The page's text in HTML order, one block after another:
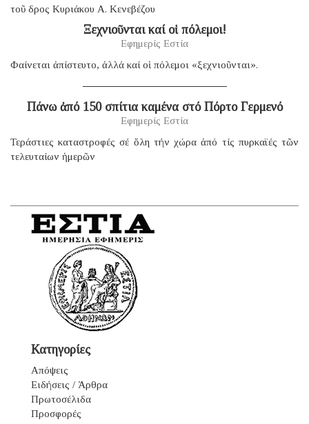
τοῦ δρος Κυριάκου Α. Κενεβέζου
Ξεχνιοῦνται καί οἱ πόλεμοι!
Εφημερίς Εστία
Φαίνεται ἀπίστευτο, ἀλλά καί οἱ πόλεμοι «ξεχνιοῦνται».
Πάνω ἀπό 150 σπίτια καμένα στό Πόρτο Γερμενό
Εφημερίς Εστία
Τεράστιες καταστροφές σέ ὅλη τήν χώρα ἀπό τίς πυρκαϊές τῶν
τελευταίων ἡμερῶν
Κατηγορίες
Απόψεις
Ειδήσεις / Άρθρα
Πρωτοσέλιδα
Προσφορές